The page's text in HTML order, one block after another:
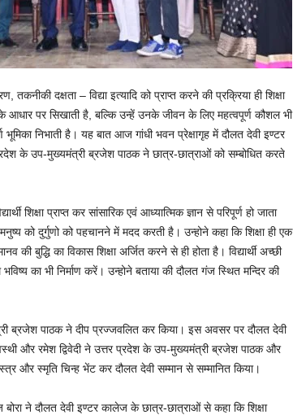
दक्षता – विद्या इत्यादि को प्राप्त करने की प्रक्रिया ही शिक्षा
के आधार पर सिखाती है, बल्कि उन्हें उनके जीवन के लिए महत्वपूर्ण कौशल भी
निभाती है। यह बात आज गांधी भवन प्रेक्षागृह में दौलत देवी इण्टर
के उप-मुख्यमंत्री ब्रजेश पाठक ने छात्र-छात्राओं को सम्बोधित करते
शिक्षा प्राप्त कर सांसारिक एवं आध्यात्मिक ज्ञान से परिपूर्ण हो जाता
को दुर्गुणो को पहचानने में मदद करती है। उन्होने कहा कि शिक्षा ही एक
की बुद्धि का विकास शिक्षा अर्जित करने से ही होता है। विद्यार्थी अच्छी
का भी निर्माण करें। उन्होने बताया की दौलत गंज स्थित मन्दिर की
ब्रजेश पाठक ने दीप प्रज्जवलित कर किया। इस अवसर पर दौलत देवी
और रमेश द्विवेदी ने उत्तर प्रदेश के उप-मुख्यमंत्री ब्रजेश पाठक और
और स्मृति चिन्ह भेंट कर दौलत देवी सम्मान से सम्मानित किया।
बोरा ने दौलत देवी इण्टर कालेज के छात्र-छात्राओं से कहा कि शिक्षा